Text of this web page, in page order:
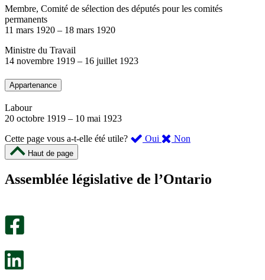
Membre, Comité de sélection des députés pour les comités
permanents
11 mars 1920 – 18 mars 1920
Ministre du Travail
14 novembre 1919 – 16 juillet 1923
Appartenance
Labour
20 octobre 1919 – 10 mai 1923
Cette page vous a-t-elle été utile?
Oui ,
été
Non
m’a
Haut de page
Assemblée législative de l’Ontario